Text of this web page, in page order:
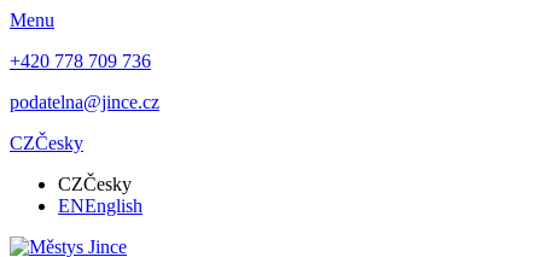
Menu
+420 778 709 736
podatelna@jince.cz
CZČesky
CZČesky
ENEnglish